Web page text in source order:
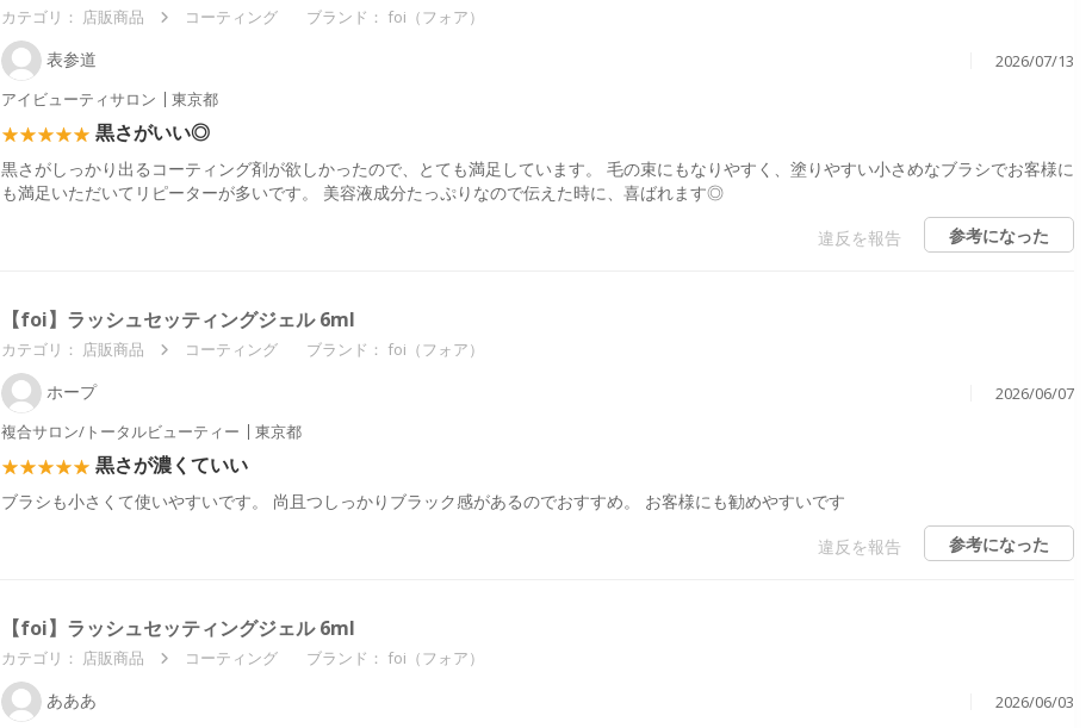
カテゴリ： 店販商品 コーティング ブランド： foi（フォア）
表参道
2026/07/13
アイビューティサロン
東京都
黒さがいい◎
黒さがしっかり出るコーティング剤が欲しかったので、とても満足しています。 毛の束にもなりやすく、塗りやすい小さめなブラシでお客様に
も満足いただいてリピーターが多いです。 美容液成分たっぷりなので伝えた時に、喜ばれます◎
違反を報告
参考になった
【foi】ラッシュセッティングジェル 6ml
カテゴリ： 店販商品 コーティング ブランド： foi（フォア）
ホープ
2026/06/07
複合サロン/トータルビューティー
東京都
黒さが濃くていい
ブラシも小さくて使いやすいです。 尚且つしっかりブラック感があるのでおすすめ。 お客様にも勧めやすいです
違反を報告
参考になった
【foi】ラッシュセッティングジェル 6ml
カテゴリ： 店販商品 コーティング ブランド： foi（フォア）
あああ 2026/06/03